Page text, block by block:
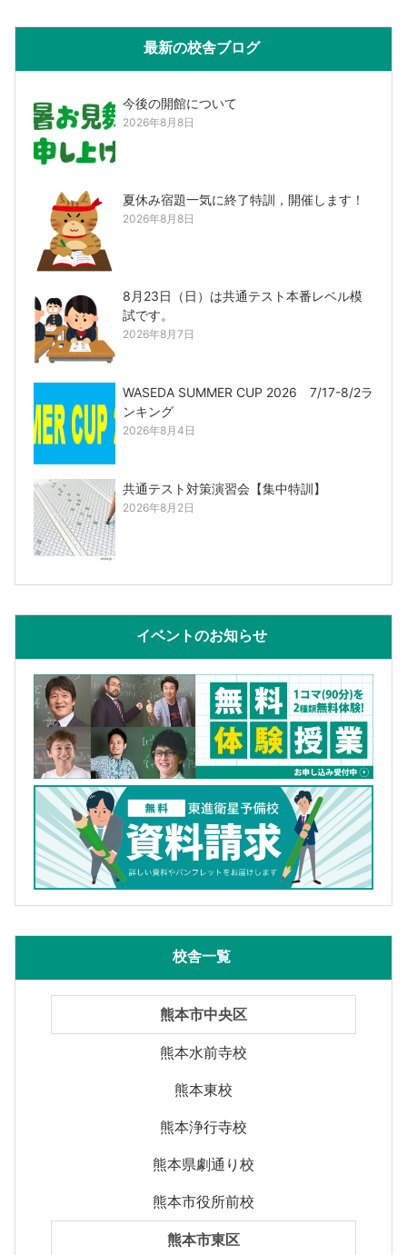
最新の校舎ブログ
今後の開館について
2026年8月8日
夏休み宿題一気に終了特訓，開催します！
2026年8月8日
8月23日（日）は共通テスト本番レベル模
試です。
2026年8月7日
WASEDA SUMMER CUP 2026 7/17-8/2ラ
ンキング
2026年8月4日
共通テスト対策演習会【集中特訓】
2026年8月2日
イベントのお知らせ
校舎一覧
熊本市中央区
熊本水前寺校
熊本東校
熊本浄行寺校
熊本県劇通り校
熊本市役所前校
熊本市東区